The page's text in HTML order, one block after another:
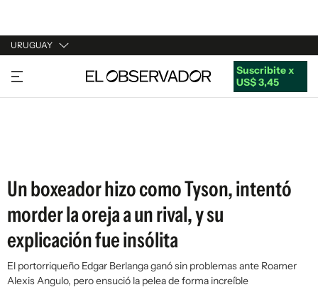
URUGUAY
URUGUAY
ARGENTINA
Suscribite x
US$ 3,45
Un boxeador hizo como Tyson, intentó
morder la oreja a un rival, y su
explicación fue insólita
El portorriqueño Edgar Berlanga ganó sin problemas ante Roamer
Alexis Angulo, pero ensució la pelea de forma increíble